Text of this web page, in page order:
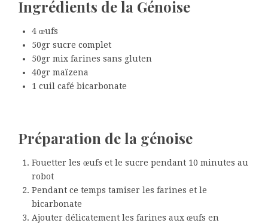
Ingrédients de la Génoise
4 œufs
50gr sucre complet
50gr mix farines sans gluten
40gr maïzena
1 cuil café bicarbonate
Préparation de la génoise
Fouetter les œufs et le sucre pendant 10 minutes au
robot
Pendant ce temps tamiser les farines et le
bicarbonate
Ajouter délicatement les farines aux œufs en